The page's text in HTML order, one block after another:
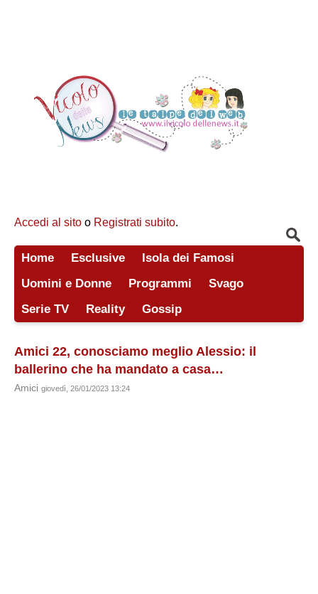
Accedi al sito o Registrati subito.
Home Esclusive
Isola dei Famosi
Uomini e Donne
Programmi
Svago
Serie TV
Reality Gossip
Amici 22, conosciamo meglio Alessio: il
ballerino che ha mandato a casa…
Amici giovedì, 26/01/2023 13:24